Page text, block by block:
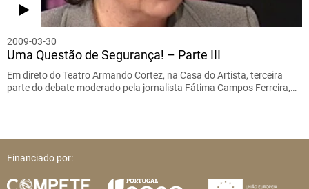
2009-03-30
Uma Questão de Segurança! – Parte III
Em direto do Teatro Armando Cortez, na Casa do Artista, terceira
parte do debate moderado pela jornalista Fátima Campos Ferreira,…
Financiado por: